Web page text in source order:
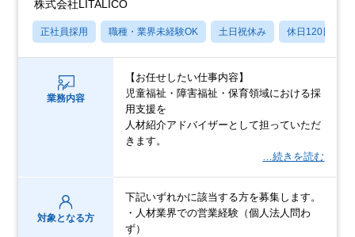
株式会社LITALICO
正社員採用 職種・業界未経験OK 土日祝休み 休日120日以上
業務内容
【お任せしたい仕事内容】
児童福祉・障害福祉・保育領域における採
用支援を
人材紹介アドバイザーとして担っていただ
きます。
…続きを読む
対象となる方
下記いずれかに該当する方を募集します。
・人材業界での営業経験（個人法人問わ
ず）